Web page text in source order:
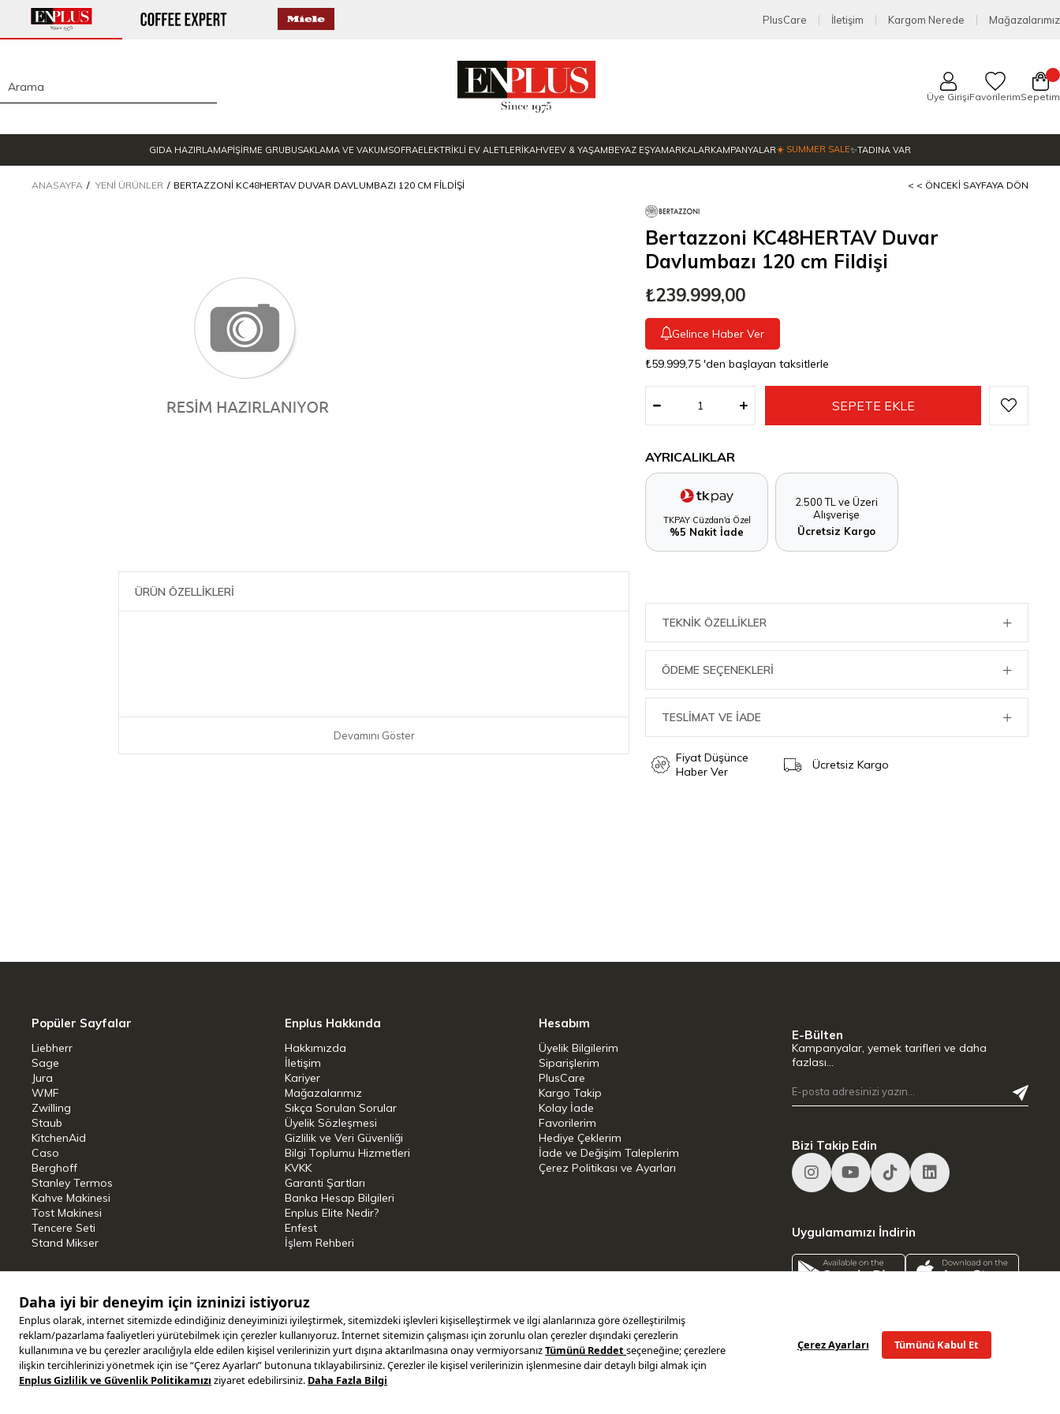
PlusCare İletişim Kargom Nerede Mağazalarımız
Üye GirişiFavorilerimSepetim
GIDA HAZIRLAMAPİŞİRME GRUBUSAKLAMA VE VAKUMSOFRAELEKTRİKLİ EV ALETLERİKAHVEEV & YAŞAMBEYAZ EŞYAMARKALARKAMPANYALAR☀️ SUMMER SALE✨TADINA VAR
ANASAYFA YENI ÜRÜNLER BERTAZZONI KC48HERTAV DUVAR DAVLUMBAZI 120 CM FILDIŞI < < ÖNCEKI SAYFAYA DÖN
ÜRÜN ÖZELLİKLERİ
Devamını Göster
Bertazzoni KC48HERTAV Duvar
Davlumbazı 120 cm Fildişi
₺239.999,00
Gelince Haber Ver
₺59.999,75 'den başlayan taksitlerle
AYRICALIKLAR
TKPAY Cüzdan'a Özel
%5 Nakit İade
2.500 TL ve Üzeri
Alışverişe
Ücretsiz Kargo
TEKNIK ÖZELLIKLER
ÖDEME SEÇENEKLERI
TESLİMAT VE İADE
Fiyat Düşünce
Haber Ver
Ücretsiz Kargo
Popüler Sayfalar
Liebherr
Sage
Jura
WMF
Zwilling
Staub
KitchenAid
Caso
Berghoff
Stanley Termos
Kahve Makinesi
Tost Makinesi
Tencere Seti
Stand Mikser
Enplus Hakkında
Hakkımızda
İletişim
Kariyer
Mağazalarımız
Sıkça Sorulan Sorular
Üyelik Sözleşmesi
Gizlilik ve Veri Güvenliği
Bilgi Toplumu Hizmetleri
KVKK
Garanti Şartları
Banka Hesap Bilgileri
Enplus Elite Nedir?
Enfest
İşlem Rehberi
Hesabım
Üyelik Bilgilerim
Siparişlerim
PlusCare
Kargo Takip
Kolay İade
Favorilerim
Hediye Çeklerim
İade ve Değişim Taleplerim
Çerez Politikası ve Ayarları
E-Bülten
Kampanyalar, yemek tarifleri ve daha
fazlası…
Bizi Takip Edin
Uygulamamızı İndirin
Copyright © 2025 ENPLUS | Tüm hakları saklıdır.